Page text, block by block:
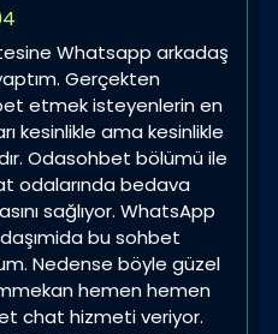
Whatsapp arkadaş
Gerçekten
etmek isteyenlerin en
kesinlikle ama kesinlikle
Odasohbet bölümü ile
odalarında bedava
sağlıyor. WhatsApp
bu sohbet
Nedense böyle güzel
hemen hemen
chat hizmeti veriyor.